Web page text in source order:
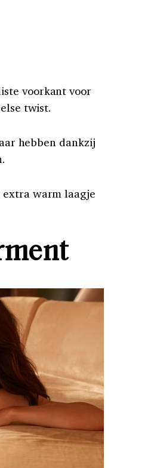
voorkant voor
twist.
hebben dankzij
warm laagje